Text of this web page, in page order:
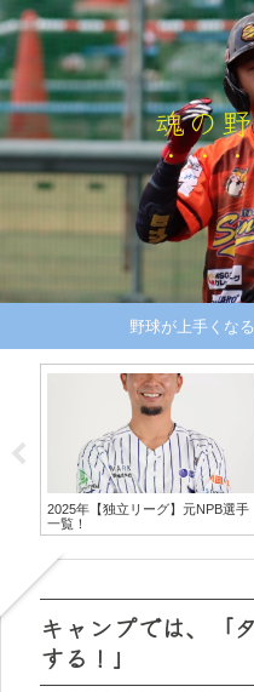
魂の
野球が上手くな
2025年【独立リーグ】元NPB選手
一覧！
キャンプでは、「
する！」